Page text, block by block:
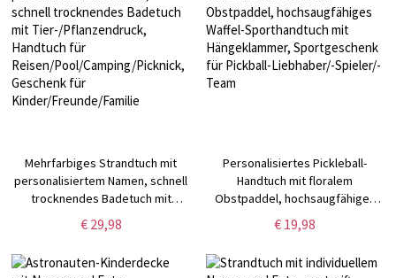
Mehrfarbiges Strandtuch mit
personalisiertem Namen, schnell
trocknendes Badetuch mit
Tier-/Pflanzendruck, Handtuch für
Reisen/Pool/Camping/Picknick,
Kinder/Freunde/Familie
€ 29,98
Personalisiertes Pickleball-
Handtuch mit floralem
Obstpaddel, hochsaugfähiges
Waffel-Sporthandtuch mit
Hängeklammer, Sportgeschenk
für Pickball-Liebhaber/-Spieler/-
Team
€ 19,98